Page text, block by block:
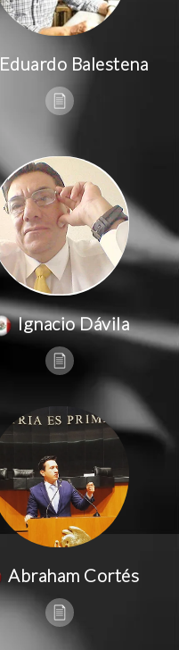
Eduardo Balestena
Ignacio Dávila
Abraham Cortés